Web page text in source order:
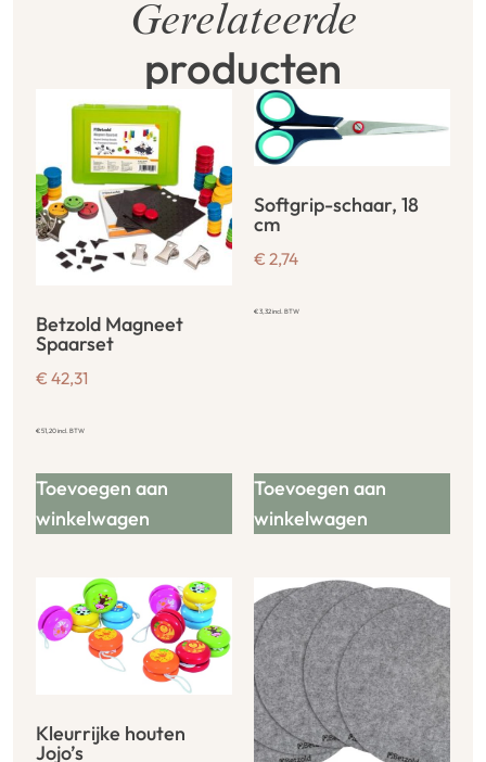
Gerelateerde
producten
Betzold Magneet
Spaarset
€ 42,31
€51,20incl. BTW
Toevoegen aan
winkelwagen
Softgrip-schaar, 18
cm
€ 2,74
€3,32incl. BTW
Toevoegen aan
winkelwagen
Kleurrijke houten
Jojo’s